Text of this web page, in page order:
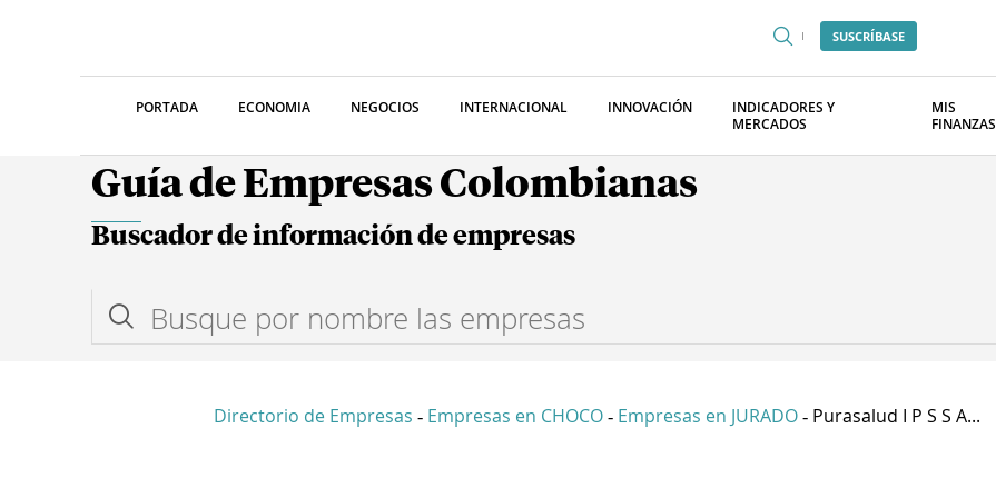
SUSCRÍBASE
PORTADA ECONOMIA NEGOCIOS INTERNACIONAL INNOVACIÓN
INDICADORES Y
MERCADOS
MIS
FINANZAS
Guía de Empresas Colombianas
Buscador de información de empresas
Directorio de Empresas - Empresas en CHOCO - Empresas en JURADO - Purasalud I P S S A...